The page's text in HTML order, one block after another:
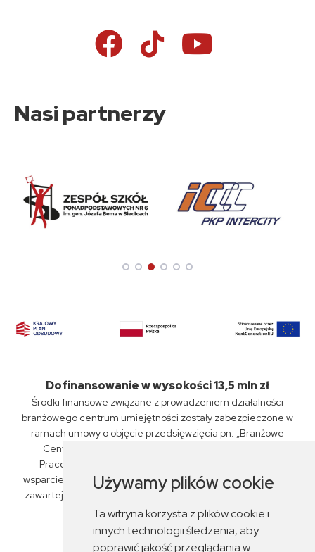
Używamy plików cookie
Ta witryna korzysta z plików cookie i
innych technologii śledzenia, aby
poprawić jakość przeglądania w
Nasi partnerzy
Dofinansowanie w wysokości 13,5 mln zł
Środki finansowe związane z prowadzeniem działalności
branżowego centrum umiejętności zostały zabezpieczone w
ramach umowy o objęcie przedsięwzięcia pn. „Branżowe
Centrum Umiejętności „PKP Intercity” S.A., Związku
Pracodawców Kolejowych oraz ZSP nr 6 w Siedlcach"
wsparciem z planu rozwojowego nr KPO/22/1/BCU/U/0029,
zawartej przez Miasto Siedlce z Fundacją Rozwoju Systemu
Edukacji dnia 14 czerwca 2023 r.